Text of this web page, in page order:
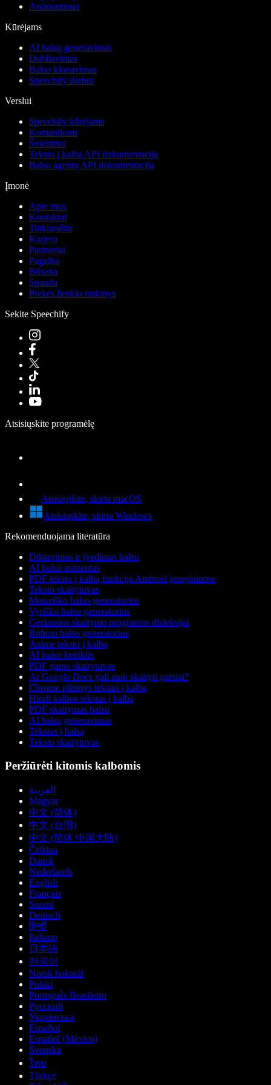
Atsisiuntimai
Kūrėjams
AI balsų generavimas
Dubliavimas
Balso klonavimas
Speechify darbui
Verslui
Speechify kūrėjams
Komandoms
Švietimui
Teksto į kalbą API dokumentacija
Balso agentų API dokumentacija
Įmonė
Apie mus
Kontaktai
Tinklaraštis
Karjera
Partneriai
Pagalba
Būsena
Spauda
Prekės ženklo rinkinys
Sekite Speechify
Atsisiųskite programėlę
Atsisiųskite, skirta macOS
Atsisiųskite, skirta Windows
Rekomenduojama literatūra
Diktavimas ir įvedimas balsu
AI balso asistentas
PDF teksto į kalbą funkcija Android įrenginiuose
Teksto skaitytuvas
Moteriško balso generatorius
Vyriško balso generatorius
Geriausios skaitymo programos disleksijai
Roboto balso generatorius
Anime teksto į kalbą
AI balso keitiklis
PDF garso skaitytuvas
Ar Google Docs gali man skaityti garsiai?
Chrome plėtinys tekstui į kalbą
Hindi kalbos tekstas į kalbą
PDF skaitymas balsu
AI balsų generavimas
Tekstas į balsą
Teksto skaitytuvas
Peržiūrėti kitomis kalbomis
العربية
Magyar
中文 (简体)
中文 (台灣)
中文 (简体 中国大陆)
Čeština
Dansk
Nederlands
English
Français
Suomi
Deutsch
हिन्दी
Italiano
日本語
한국어
Norsk bokmål
Polski
Português Brasileiro
Русский
Українська
Español
Español (México)
Svenska
ไทย
Türkçe